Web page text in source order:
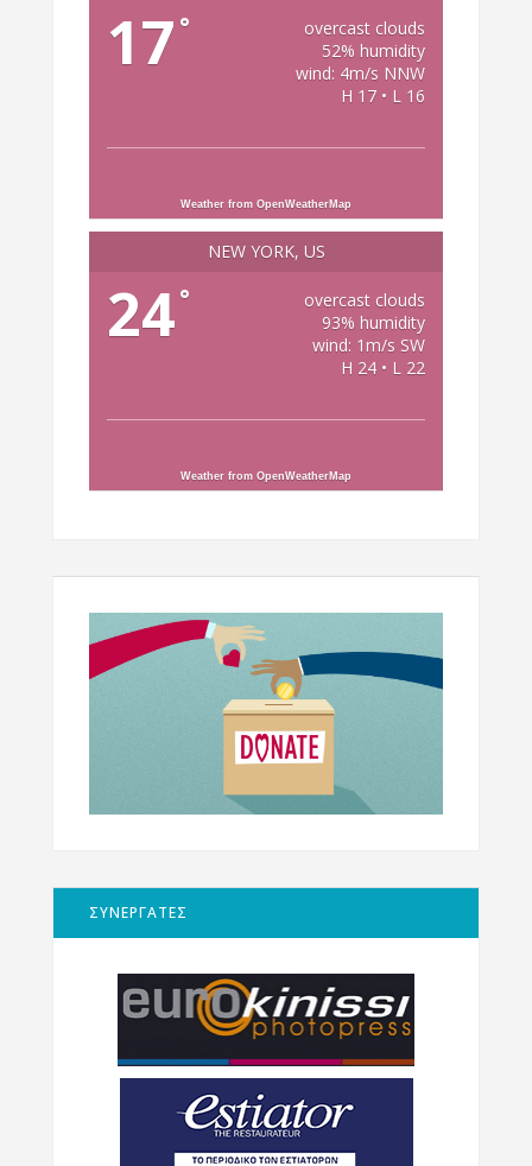
17 °
overcast clouds
52% humidity
wind: 4m/s NNW
H 17 • L 16
Weather from OpenWeatherMap
NEW YORK, US
24°
overcast clouds
93% humidity
wind: 1m/s SW
H 24 • L 22
Weather from OpenWeatherMap
ΣΥΝΕΡΓΑΤΕΣ